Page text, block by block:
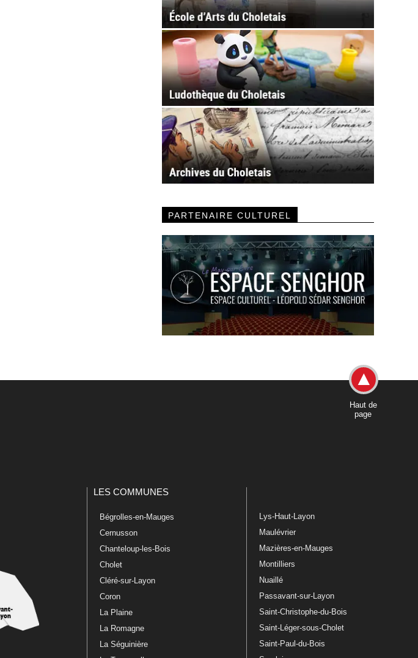
PARTENAIRE CULTUREL
Haut de
page
LES COMMUNES
Bégrolles-en-Mauges
Cernusson
Chanteloup-les-Bois
Cholet
Cléré-sur-Layon
Coron
La Plaine
La Romagne
La Séguinière
Lys-Haut-Layon
Maulévrier
Mazières-en-Mauges
Montilliers
Nuaillé
Passavant-sur-Layon
Saint-Christophe-du-Bois
Saint-Léger-sous-Cholet
Saint-Paul-du-Bois